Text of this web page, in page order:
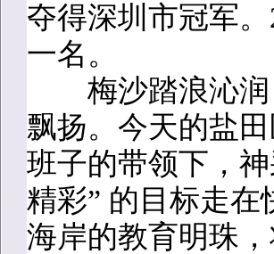
夺得深圳市冠军
一名。
梅沙踏浪沁润
飘扬。今天的盐
班子的带领下，
精彩” 的目标走
海岸的教育明珠